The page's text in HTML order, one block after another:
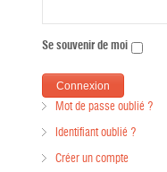
Se souvenir de moi
Mot de passe oublié ?
Identifiant oublié ?
Créer un compte